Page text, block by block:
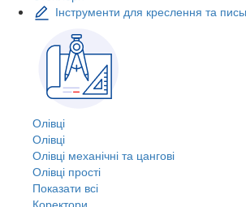
Інструменти для креслення та
Олівці
Олівці
Олівці механічні та цангові
Олівці прості
Показати всі
Коректори